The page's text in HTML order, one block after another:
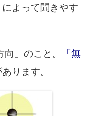
よって聞きやす
」のこと。
「無
ります。